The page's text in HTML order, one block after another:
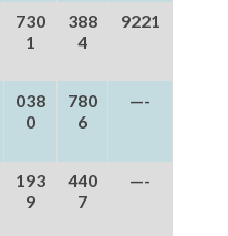
730
1
388
4
9221
038
0
780
6
—-
193
9
440
7
—-